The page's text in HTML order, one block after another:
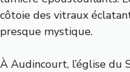
côtoie des vitraux
presque mystique.
À Audincourt, l’église du